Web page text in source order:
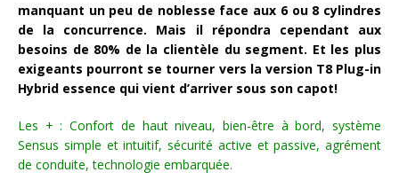
manquant un peu de noblesse face aux 6 ou 8 cylindres
de la concurrence. Mais il répondra cependant aux
besoins de 80% de la clientèle du segment. Et les plus
exigeants pourront se tourner vers la version T8 Plug-in
Hybrid essence qui vient d’arriver sous son capot!
Les + : Confort de haut niveau, bien-être à bord, système
Sensus simple et intuitif, sécurité active et passive, agrément
de conduite, technologie embarquée.